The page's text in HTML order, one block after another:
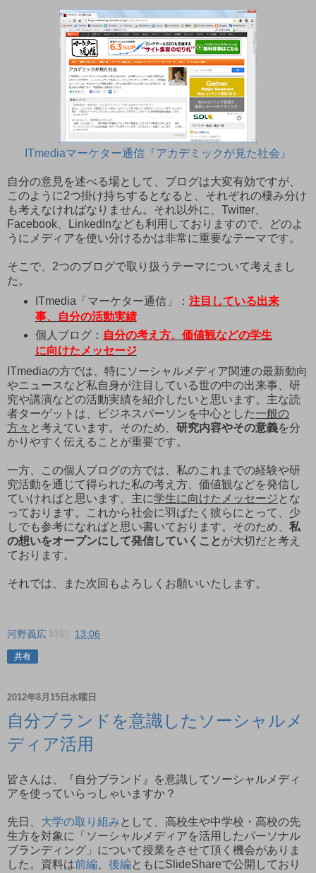
ITmediaマーケター通信『アカデミックが見た社会』
自分の意見を述べる場として、ブログは大変有効ですが、
このように2つ掛け持ちするとなると、それぞれの棲み分け
も考えなければなりません。それ以外に、Twitter、
Facebook、LinkedInなども利用しておりますので、どのよ
うにメディアを使い分けるかは非常に重要なテーマです。
そこで、2つのブログで取り扱うテーマについて考えまし
た。
ITmedia「マーケター通信」： 注目している出来
事、自分の活動実績
個人ブログ： 自分の考え方、価値観などの学生
に向けたメッセージ
ITmediaの方では、特にソーシャルメディア関連の最新動向
やニュースなど私自身が注目している世の中の出来事、研
究や講演などの活動実績を紹介したいと思います。主な読
者ターゲットは、ビジネスパーソンを中心とした一般の
方々 と考えています。そのため、 研究内容やその意義を分
かりやすく伝えることが重要です。
一方、この個人ブログの方では、私のこれまでの経験や研
究活動を通じて得られた私の考え方、価値観などを発信し
ていければと思います。主に学生に向けたメッセージ とな
っております。これから社会に羽ばたく彼らにとって、少
しでも参考になればと思い書いております。そのため、 私
の想いをオープンにして発信していくこと が大切だと考え
ております。
それでは、また次回もよろしくお願いいたします。
河野義広 時刻: 13:06
共有
2012年8月15日水曜日
自分ブランドを意識したソーシャルメ
ディア活用
皆さんは、『自分ブランド』を意識してソーシャルメディ
アを使っていらっしゃいますか？
先日、 大学の取り組み として、高校生や中学校・高校の先
生方を対象に「ソーシャルメディアを活用したパーソナル
ブランディング」について授業をさせて頂く機会がありま
した。資料は前編 後編 ともにSlideShareで公開しており